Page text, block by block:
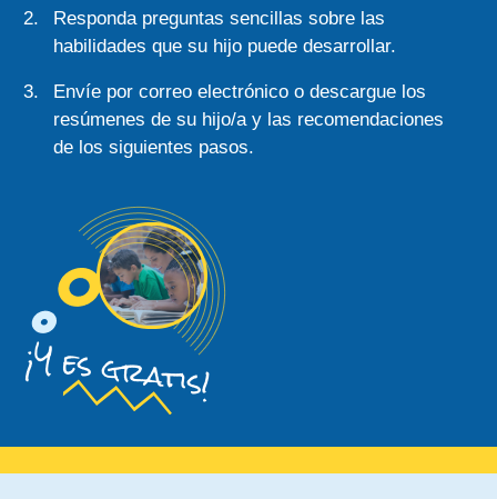
Responda preguntas sencillas sobre las
habilidades que su hijo puede desarrollar.
Envíe por correo electrónico o descargue los
resúmenes de su hijo/a y las recomendaciones
de los siguientes pasos.
¡Y es gratis!